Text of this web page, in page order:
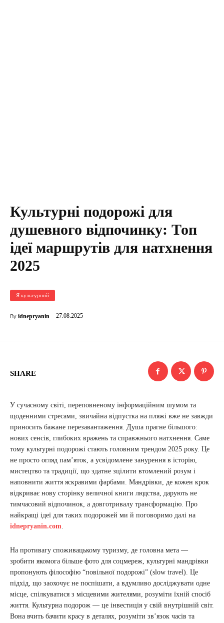
Культурні подорожі для
душевного відпочинку: Топ
ідеї маршрутів для натхнення
2025
Я культурний
By idnepryanin 27.08.2025
SHARE
У сучасному світі, переповненому інформаційним шумом та
щоденними стресами, звичайна відпустка на пляжі вже не завжди
приносить бажане перезавантаження. Душа прагне більшого:
нових сенсів, глибоких вражень та справжнього натхнення. Саме
тому культурні подорожі стають головним трендом 2025 року. Це
не просто огляд пам’яток, а усвідомлене занурення в історію,
мистецтво та традиції, що здатне зцілити втомлений розум і
наповнити життя яскравими фарбами. Мандрівки, де кожен крок
відкриває нову сторінку величної книги людства, дарують не
тимчасовий відпочинок, а довготривалу трансформацію. Про
найкращі ідеї для таких подорожей ми й поговоримо далі на
idnepryanin.com.
На противагу споживацькому туризму, де головна мета —
зробити якомога більше фото для соцмереж, культурні мандрівки
пропонують філософію “повільної подорожі” (slow travel). Це
підхід, що заохочує не поспішати, а вдумливо досліджувати одне
місце, спілкуватися з місцевими жителями, розуміти їхній спосіб
життя. Культурна подорож — це інвестиція у свій внутрішній світ.
Вона вчить бачити красу в деталях, розуміти зв’язок часів та